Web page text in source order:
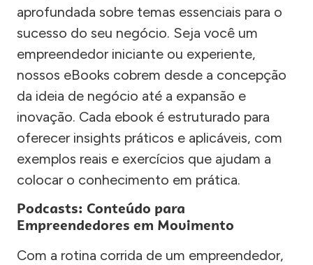
aprofundada sobre temas essenciais para o
sucesso do seu negócio. Seja você um
empreendedor iniciante ou experiente,
nossos eBooks cobrem desde a concepção
da ideia de negócio até a expansão e
inovação. Cada ebook é estruturado para
oferecer insights práticos e aplicáveis, com
exemplos reais e exercícios que ajudam a
colocar o conhecimento em prática.
Podcasts: Conteúdo para
Empreendedores em Movimento
Com a rotina corrida de um empreendedor,